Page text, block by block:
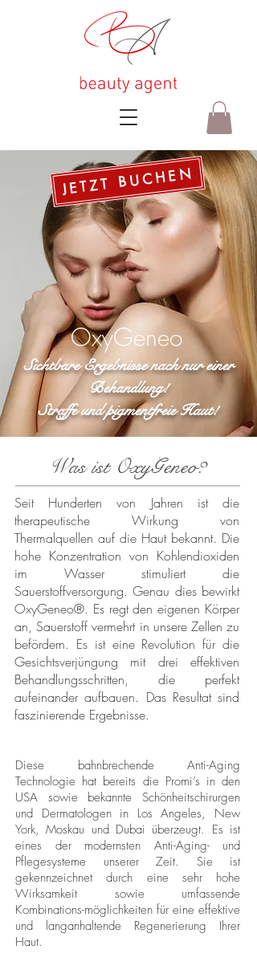
JETZT BUCHEN
OxyGeneo
Sichtbare Ergebnisse nach nur einer
Behandlung!
Straffe und pigmentfreie Haut!
Was ist OxyGeneo?
Seit Hunderten von Jahren ist die
therapeutische Wirkung von
Thermalquellen auf die Haut bekannt. Die
hohe Konzentration von Kohlendioxiden
im Wasser stimuliert die
Sauerstoffversorgung. Genau dies bewirkt
OxyGeneo®. Es regt den eigenen Körper
an, Sauerstoff vermehrt in unsere Zellen zu
befördern. Es ist eine Revolution für die
Gesichtsverjüngung mit drei effektiven
Behandlungsschritten, die perfekt
aufeinander aufbauen. Das Resultat sind
faszinierende Ergebnisse.
Diese bahnbrechende Anti-Aging
Technologie hat bereits die Promi’s in den
USA sowie bekannte Schönheitschirurgen
und Dermatologen in Los Angeles, New
York, Moskau und Dubai überzeugt. Es ist
eines der modernsten Anti-Aging- und
Pflegesysteme unserer Zeit. Sie ist
gekennzeichnet durch eine sehr hohe
Wirksamkeit sowie umfassende
Kombinations-möglichkeiten für eine effektive
und langanhaltende Regenerierung Ihrer
Haut.